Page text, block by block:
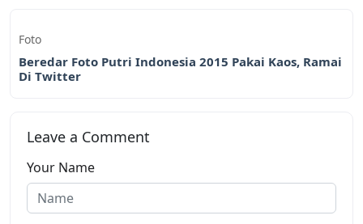
Foto
Beredar Foto Putri Indonesia 2015 Pakai Kaos, Ramai
Di Twitter
Leave a Comment
Your Name